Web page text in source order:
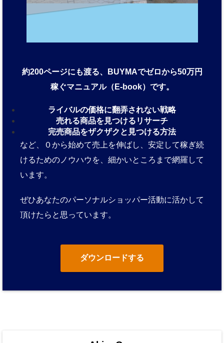
約200ページにも渡る、BUYMAでゼロから50万円
稼ぐマニュアル（E-book）です。
ライバルの価格に翻弄されない戦略
売れる商品を見つけるリサーチ
完売商品をザクザクと見つける方法
など、０から始めて売上を伸ばし、安定して稼ぎ続
けるためのノウハウを、細かいところまで網羅して
います。
ぜひあなたのパーソナルショッパー活動に活かして
頂けたらと思っています。
ダウンロードする